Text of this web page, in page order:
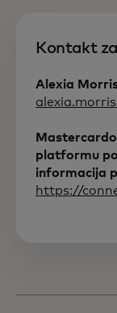
Kontakt
Alexia
platformu
informacija
https://